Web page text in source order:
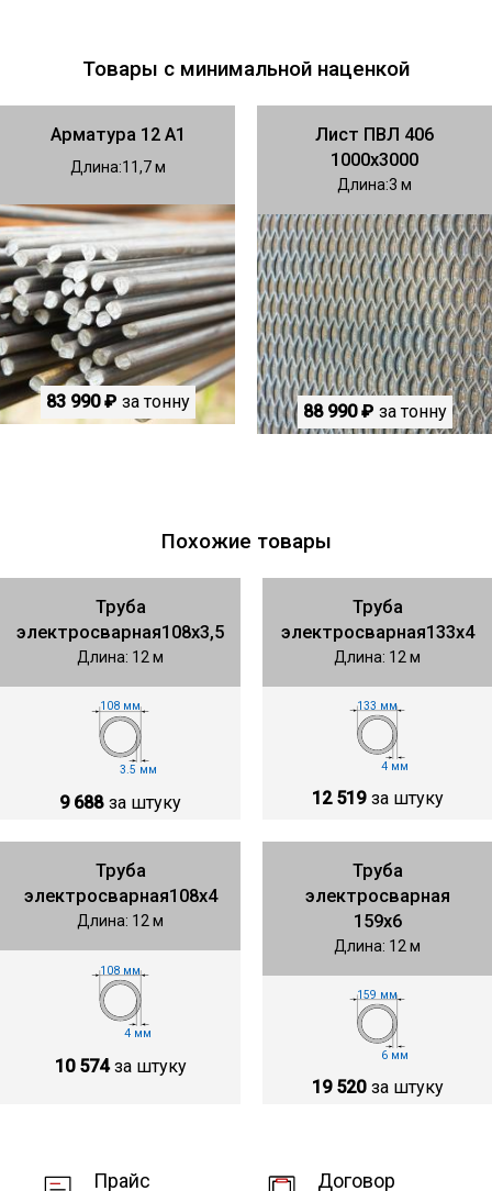
Товары с минимальной наценкой
Арматура 12 А1
Длина 11,7
83 990 ₽ за тонну
Лист ПВЛ 406
1000х3000
Длина 3
88 990 ₽ за тонну
Похожие товары
Труба
электросварная108х3,5
Длина: 12 м
108 мм
3.5 мм
9 688 за штуку
Труба
электросварная133х4
Длина: 12 м
133 мм
4 мм
12 519 за штуку
Труба
электросварная108х4
Длина: 12 м
108 мм
4 мм
10 574 за штуку
Труба
электросварная
159х6
Длина: 12 м
159 мм
6 мм
19 520 за штуку
Прайс
Договор